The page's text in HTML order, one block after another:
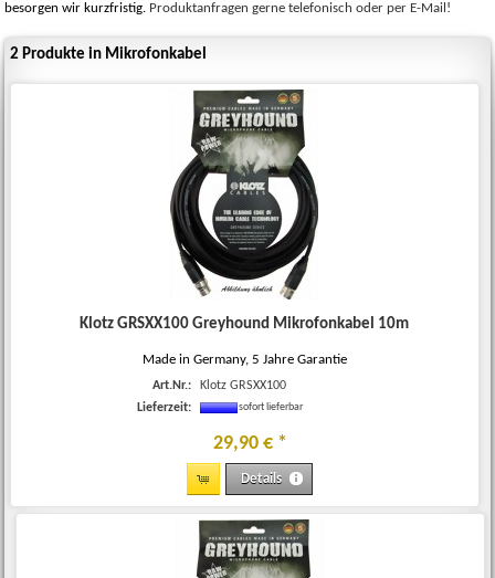
besorgen wir kurzfristig. Produktanfragen gerne telefonisch oder per E-Mail!
2 Produkte in Mikrofonkabel
Klotz GRSXX100 Greyhound Mikrofonkabel 10m
Made in Germany, 5 Jahre Garantie
Art.Nr.:
Klotz GRSXX100
Lieferzeit:
sofort lieferbar
29,90 €*
Details